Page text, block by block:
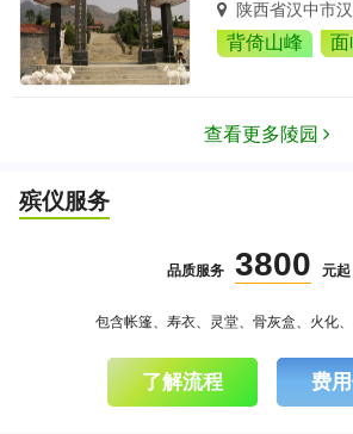
陕西省汉中市
背倚山峰 面
查看更多陵园
殡仪服务
品质服务 3800 元
包含帐篷、寿衣、灵堂、骨灰盒、火化
了解流程 费